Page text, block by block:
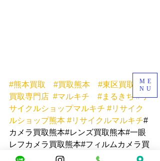
ME
NU
#熊本買取 #買取熊本 #東区買取
#
買取専門店 #マルキチ #まるきち #リ
サイクルショップマルキチ #リサイク
ルショップ熊本 #リサイクルマルキチ#
カメラ買取熊本#レンズ買取熊本#一眼
レフカメラ買取熊本#フィルムカメラ買
取熊本